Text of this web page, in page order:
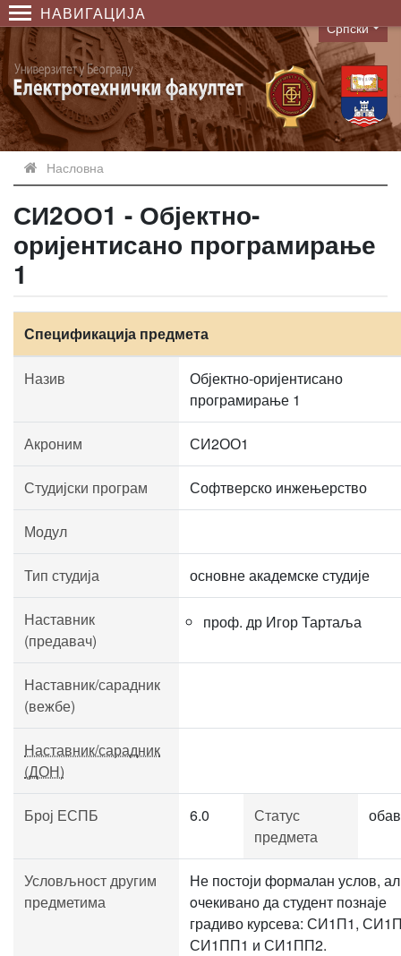
НАВИГАЦИЈА
Language
Српски
Насловна
СИ2ОО1 - Објектно-
оријентисано програмирање
1
Спецификација предмета
Назив
Објектно-оријентисано
програмирање 1
Акроним СИ2ОО1
Студијски програм Софтверско инжењерство
Модул
Тип студија основне академске студије
Наставник
(предавач)
проф. др Игор Тартаља
Наставник/сарадник
(вежбе)
Наставник/сарадник
(ДОН)
Број ЕСПБ 6.0
Статус
предмета
Условљност другим
предметима
Не постоји формалан услов,
oчекивано да студент познаје
градиво курсева: СИ1П1,
СИ1ПП1 и СИ1ПП2.